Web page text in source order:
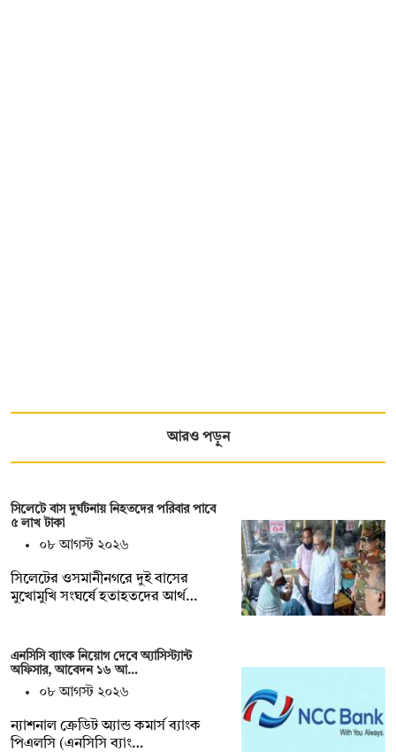
আরও পড়ুন
সিলেটে বাস দুর্ঘটনায় নিহতদের পরিবার পাবে
৫ লাখ টাকা
০৮ আগস্ট ২০২৬
সিলেটের ওসমানীনগরে দুই বাসের
মুখোমুখি সংঘর্ষে হতাহতদের আর্থ…
এনসিসি ব্যাংক নিয়োগ দেবে অ্যাসিস্ট্যান্ট
অফিসার, আবেদন ১৬ আ…
০৮ আগস্ট ২০২৬
ন্যাশনাল ক্রেডিট অ্যান্ড কমার্স ব্যাংক
পিএলসি (এনসিসি ব্যাং…